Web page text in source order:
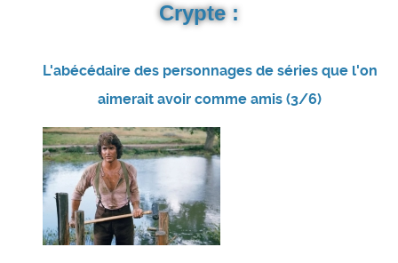
Crypte :
L'abécédaire des personnages de séries que l'on
aimerait avoir comme amis (3/6)